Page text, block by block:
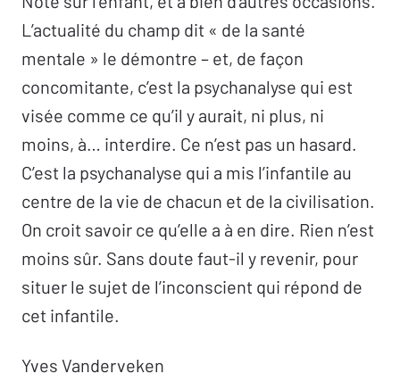
L’actualité du champ dit « de la santé
mentale » le démontre – et, de façon
concomitante, c’est la psychanalyse qui est
visée comme ce qu’il y aurait, ni plus, ni
moins, à… interdire. Ce n’est pas un hasard.
C’est la psychanalyse qui a mis l’infantile au
centre de la vie de chacun et de la civilisation.
On croit savoir ce qu’elle a à en dire. Rien n’est
moins sûr. Sans doute faut-il y revenir, pour
situer le sujet de l’inconscient qui répond de
cet infantile.
Yves Vanderveken